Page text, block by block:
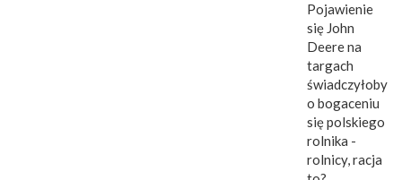
Pojawienie
się John
Deere na
targach
świadczyłoby
o bogaceniu
się polskiego
rolnika -
rolnicy, racja